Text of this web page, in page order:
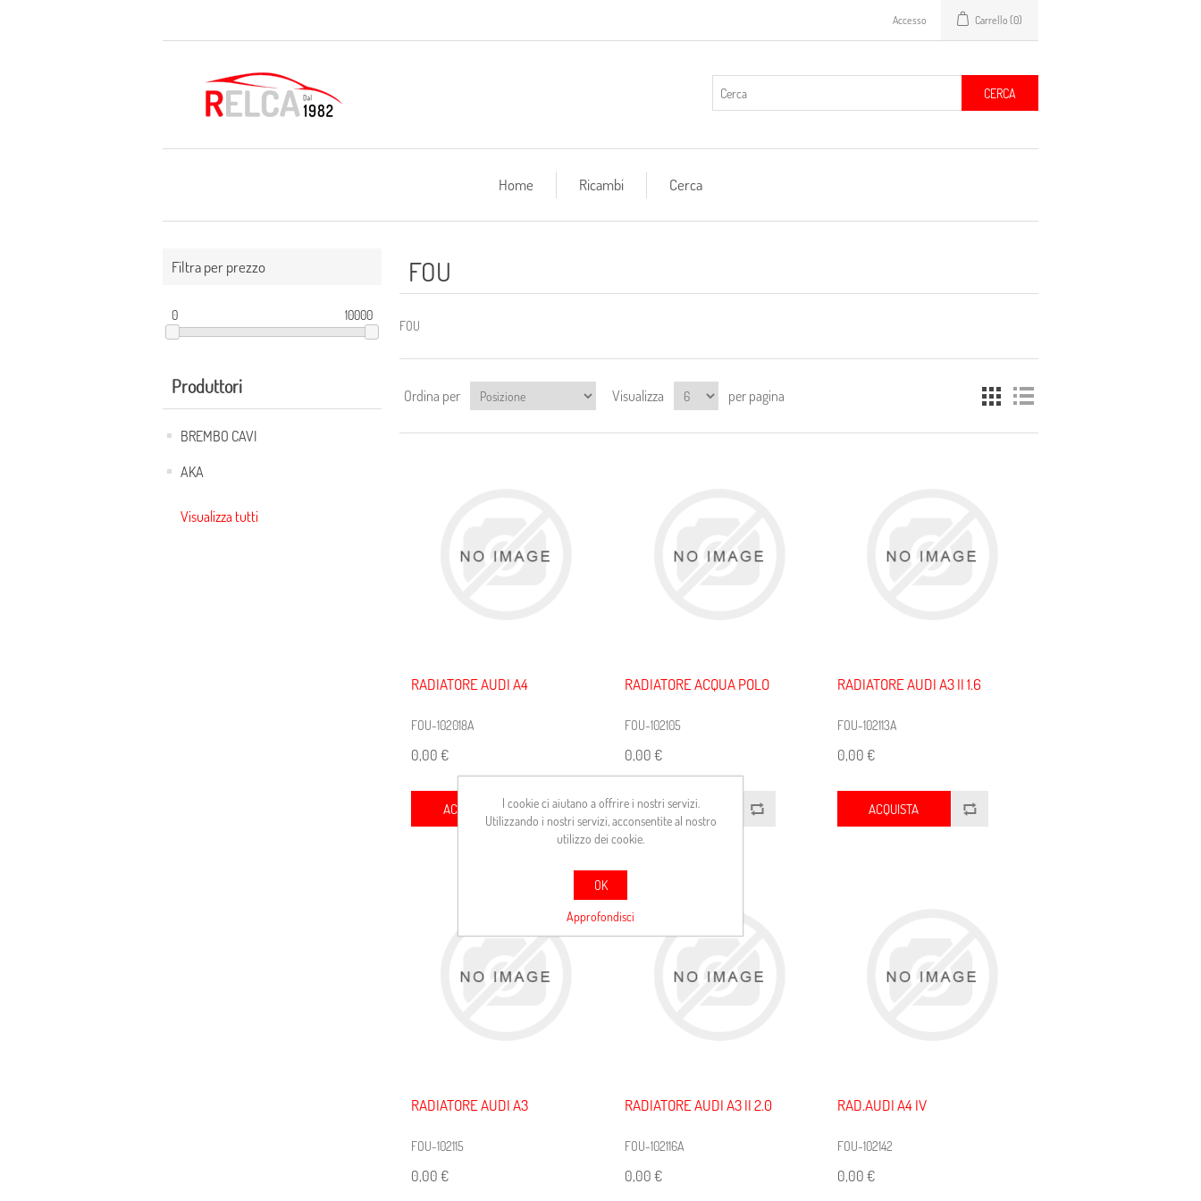
Accesso Carrello (0)
CERCA
Home Ricambi Cerca
Filtra per prezzo
0 10000
Produttori
BREMBO CAVI
AKA
Visualizza tutti
FOU
FOU
Ordina per Visualizza per pagina
RADIATORE AUDI A4
FOU-102018A
0,00 €
ACQUISTA
RADIATORE ACQUA POLO
FOU-102105
0,00 €
ACQUISTA
RADIATORE AUDI A3 II 1.6
FOU-102113A
0,00 €
ACQUISTA
RADIATORE AUDI A3
FOU-102115
0,00 €
RADIATORE AUDI A3 II 2.0
FOU-102116A
0,00 €
RAD.AUDI A4 IV
FOU-102142
0,00 €
I cookie ci aiutano a offrire i nostri servizi.
Utilizzando i nostri servizi, acconsentite al nostro
utilizzo dei cookie.
OK
Approfondisci